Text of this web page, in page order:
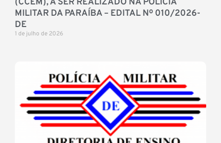
MILITAR DA PARAÍBA – EDITAL Nº 010/2026-
DE
1 de julho de 2026